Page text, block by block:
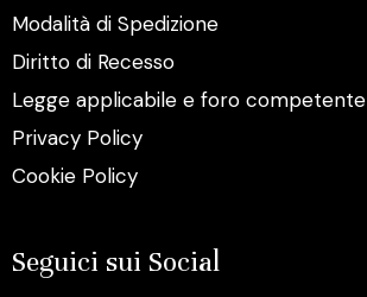
Modalità di Spedizione
Diritto di Recesso
Legge applicabile e foro competente
Privacy Policy
Cookie Policy
Seguici sui Social